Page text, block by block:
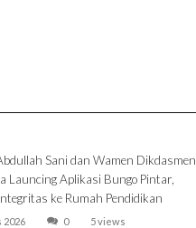
Sani dan Wamen Dikdasmen
Launcing Aplikasi Bungo Pintar,
ke Rumah Pendidikan
2026 0 5 views